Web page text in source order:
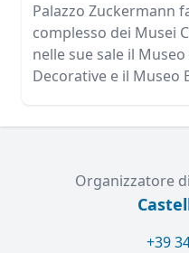
Palazzo Zuckermann
complesso dei Musei
nelle sue sale il
Decorative e il Museo
Organizzatore di
+39